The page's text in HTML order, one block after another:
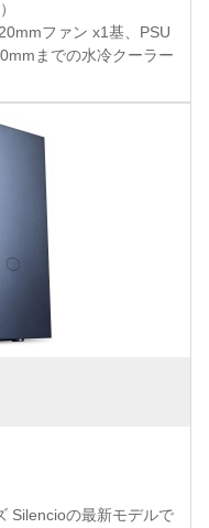
ファン x1基、PSU
までの水冷クーラー
Silencioの最新モデルで